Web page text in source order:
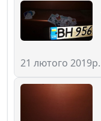
21 лютого 2019р.